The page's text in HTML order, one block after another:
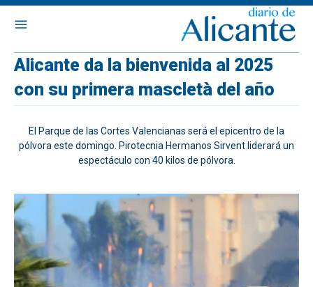
Alicante da la bienvenida al 2025
con su primera mascletà del año
El Parque de las Cortes Valencianas será el epicentro de la
pólvora este domingo. Pirotecnia Hermanos Sirvent liderará un
espectáculo con 40 kilos de pólvora.